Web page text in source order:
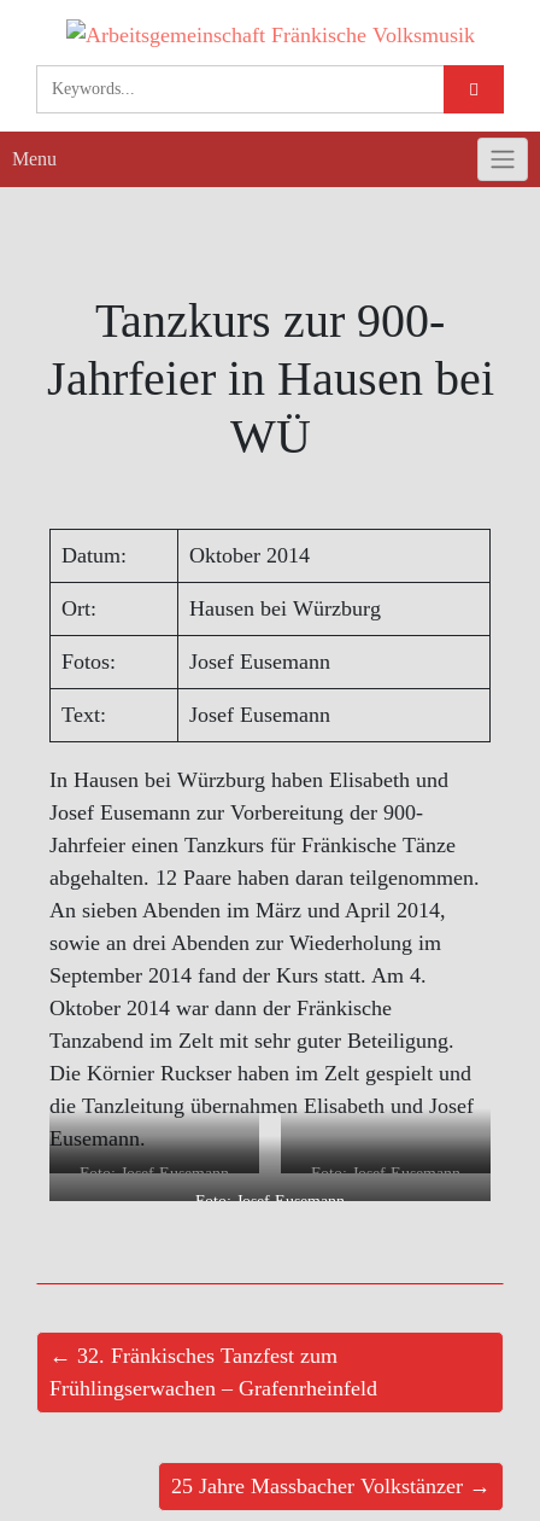
content
Menu
Tanzkurs zur 900-
Jahrfeier in Hausen bei
WÜ
Datum: Oktober 2014
Ort: Hausen bei Würzburg
Fotos: Josef Eusemann
Text: Josef Eusemann
In Hausen bei Würzburg haben Elisabeth und
Josef Eusemann zur Vorbereitung der 900-
Jahrfeier einen Tanzkurs für Fränkische Tänze
abgehalten. 12 Paare haben daran teilgenommen.
An sieben Abenden im März und April 2014,
sowie an drei Abenden zur Wiederholung im
September 2014 fand der Kurs statt. Am 4.
Oktober 2014 war dann der Fränkische
Tanzabend im Zelt mit sehr guter Beteiligung.
Die Körnier Ruckser haben im Zelt gespielt und
die Tanzleitung übernahmen Elisabeth und Josef
Eusemann.
Foto: Josef Eusemann
Foto: Josef Eusemann
Foto: Josef Eusemann
← 32. Fränkisches Tanzfest zum
Frühlingserwachen – Grafenrheinfeld
25 Jahre Massbacher Volkstänzer →